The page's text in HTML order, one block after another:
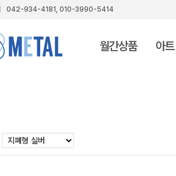
042-934-4181, 010-3990-5414
월간상품 아